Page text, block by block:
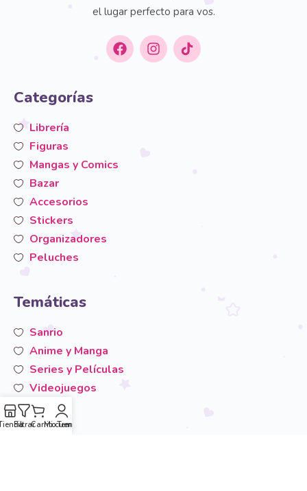
el lugar perfecto para vos.
Categorías
Librería
Figuras
Mangas y Comics
Bazar
Accesorios
Stickers
Organizadores
Peluches
Temáticas
Sanrio
Anime y Manga
Series y Películas
Videojuegos
San-X
Otros
FiltrarCarritoMi cuenta
Temáticas